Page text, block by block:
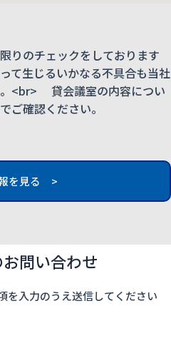
りのチェックをしております
て生じるいかなる不具合も当社
。<br> 貸会議室の内容につい
ご確認ください。
を見る >
問い合わせ
を入力のうえ送信してください